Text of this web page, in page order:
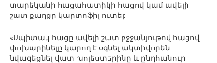
տարեկանի հացահատիկի հացով կամ ավելի
շատ քաղցր կարտոֆիլ ուտել:
«Սպիտակ հացը ավելի շատ բջջանյութով հացով
փոխարինելը կարող է օգնել ակտիվորեն
նվազեցնել վատ խոլեստերինը և ընդհանուր